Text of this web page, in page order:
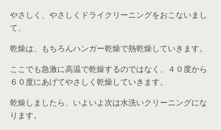
やさしく、やさしくドライクリーニングをおこないまし
て、
乾燥は、もちろんハンガー乾燥で熱乾燥していきます。
ここでも急激に高温で乾燥するのではなく、４０度から
６０度にあげてやさしく乾燥していきます。
乾燥しましたら、いよいよ次は水洗いクリーニングにな
ります。